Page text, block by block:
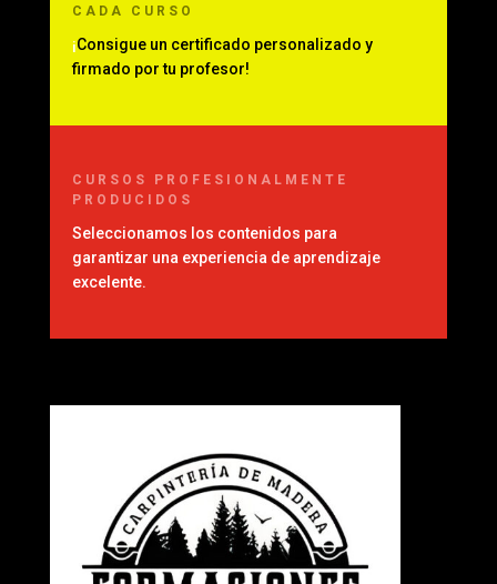
CADA CURSO
¡Consigue un certificado personalizado y
firmado por tu profesor!
CURSOS PROFESIONALMENTE
PRODUCIDOS
Seleccionamos los contenidos para
garantizar una experiencia de aprendizaje
excelente.